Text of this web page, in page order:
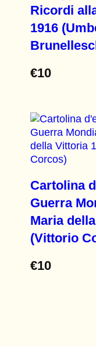
Ricordi
1916
€10
Cartolina
Guerra
Maria
(Vittorio
€10